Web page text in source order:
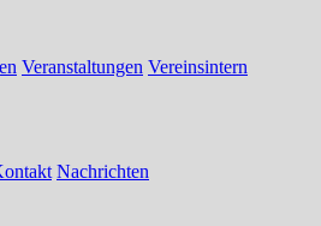
Veranstaltungen Vereinsintern
Nachrichten